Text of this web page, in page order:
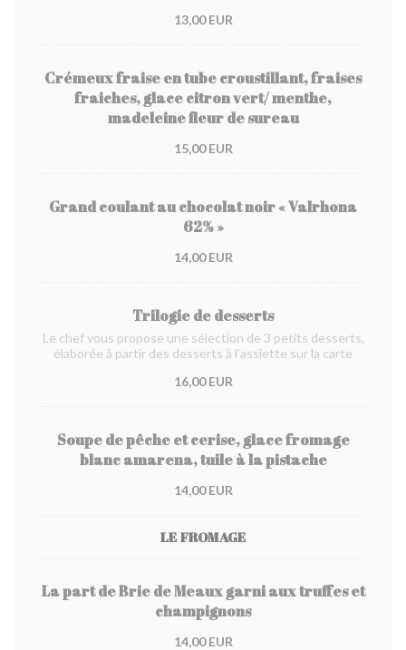
13,00 EUR
Crémeux fraise en tube croustillant, fraises
fraiches, glace citron vert/ menthe,
madeleine fleur de sureau
15,00 EUR
Grand coulant au chocolat noir « Valrhona
62% »
14,00 EUR
Trilogie de desserts
Le chef vous propose une sélection de 3 petits desserts,
élaborée à partir des desserts à l'assiette sur la carte
16,00 EUR
Soupe de pêche et cerise, glace fromage
blanc amarena, tuile à la pistache
14,00 EUR
LE FROMAGE
La part de Brie de Meaux garni aux truffes et
champignons
14,00 EUR